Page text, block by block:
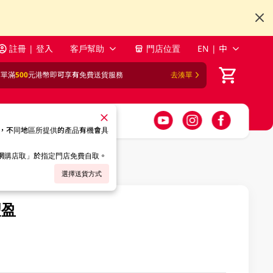
註冊 | 登入 客戶幫助 門店位置 EN | 中
滿500元港幣即可享有免費送貨服務 去湊單
不同地區所提供的產品有機會具
店取」於指定門店免費自取。
選擇送貨方式